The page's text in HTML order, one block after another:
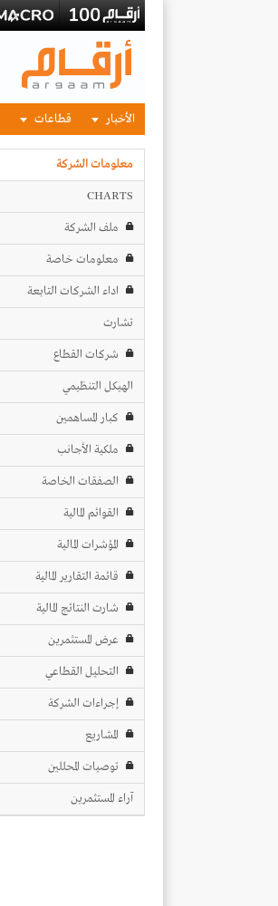
الأخبار قطاعات
معلومات الشركة
CHARTS
ملف الشركة
معلومات خاصة
اداء الشركات التابعة
تشارت
شركات القطاع
الهيكل التنظيمي
كبار المساهمين
ملكية الأجانب
الصفقات الخاصة
القوائم المالية
المؤشرات المالية
قائمة التقارير المالية
شارت النتائج المالية
عرض المستثمرين
التحليل القطاعي
إجراءات الشركة
المشاريع
توصيات المحللين
آراء المستثمرين